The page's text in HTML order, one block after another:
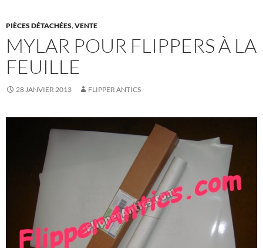
PIÈCES DÉTACHÉES,VENTE
MYLAR POUR FLIPPERS À LA
FEUILLE
28 JANVIER 2013 FLIPPER ANTICS